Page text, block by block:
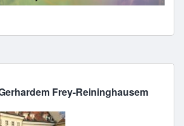
Frey-Reininghausem